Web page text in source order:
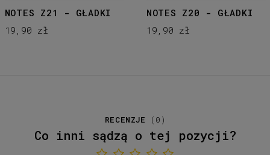
NOTES Z21 - GŁADKI
19,90 zł
NOTES Z20 - GŁADKI
19,90 zł
RECENZJE ( 0 )
Co inni sądzą o tej pozycji?